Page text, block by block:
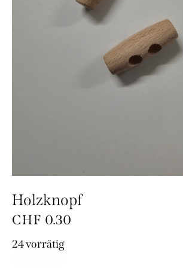
Holzknopf
CHF 0.30
24 vorrätig